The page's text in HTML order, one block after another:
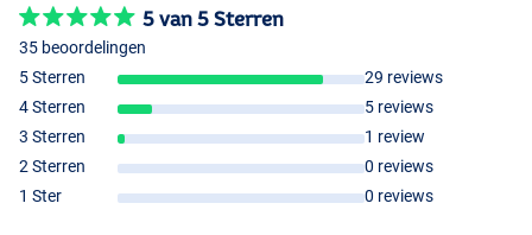
5 van 5 Sterren
35 beoordelingen
5 Sterren
29 reviews
4 Sterren
5 reviews
3 Sterren
1 review
2 Sterren
0 reviews
1 Ster
0 reviews